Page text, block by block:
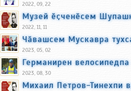
2022, 09, 22
Музей ӗҫченӗсем
2022, 11, 11
Чӑвашсем Мускавра
2023, 05, 02
Германирен
2023, 08, 30
Михаил Петров-Тинехпи